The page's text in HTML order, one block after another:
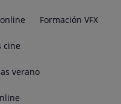
Formación VFX
cine
verano